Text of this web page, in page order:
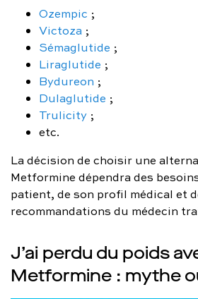
Ozempic ;
Victoza ;
Sémaglutide ;
Liraglutide ;
Bydureon ;
Dulaglutide ;
Trulicity ;
etc.
La décision de choisir une
Metformine dépendra des
patient, de son profil médical et
recommandations du médecin
J’ai perdu du poids
Metformine : mythe